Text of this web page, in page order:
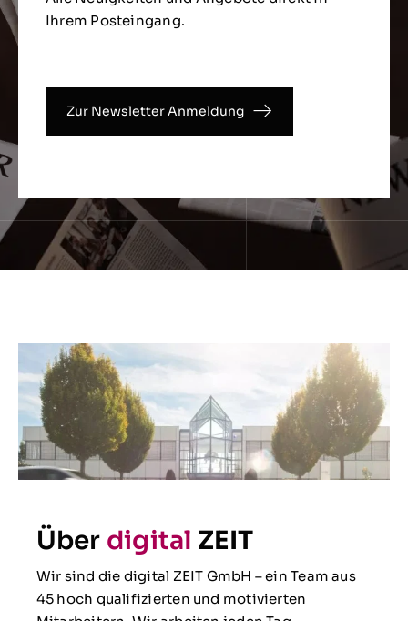
Ihrem Posteingang.
Zur Newsletter Anmeldung
Über digital ZEIT
Wir sind die digital ZEIT GmbH – ein Team aus
45 hoch qualifizierten und motivierten